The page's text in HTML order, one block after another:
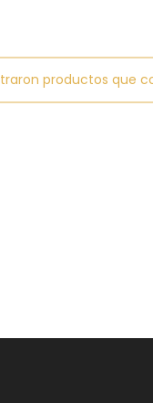
productos que